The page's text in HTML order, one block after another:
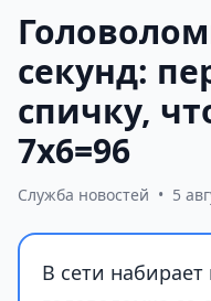
секунд:
спичку,
7х6=96
Служба новостей • 5
В сети